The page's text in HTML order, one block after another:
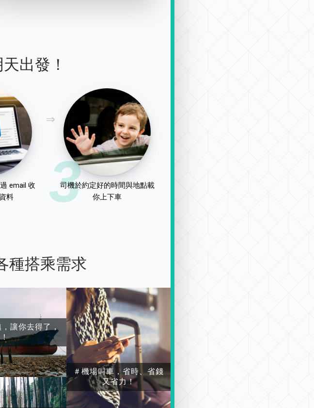
出發！
email 收
料
3
司機於約定好的時間與地點載
你上下車
種搭乘需求
讓你去得了，
＃機場叫車，省時、省錢
又省力！